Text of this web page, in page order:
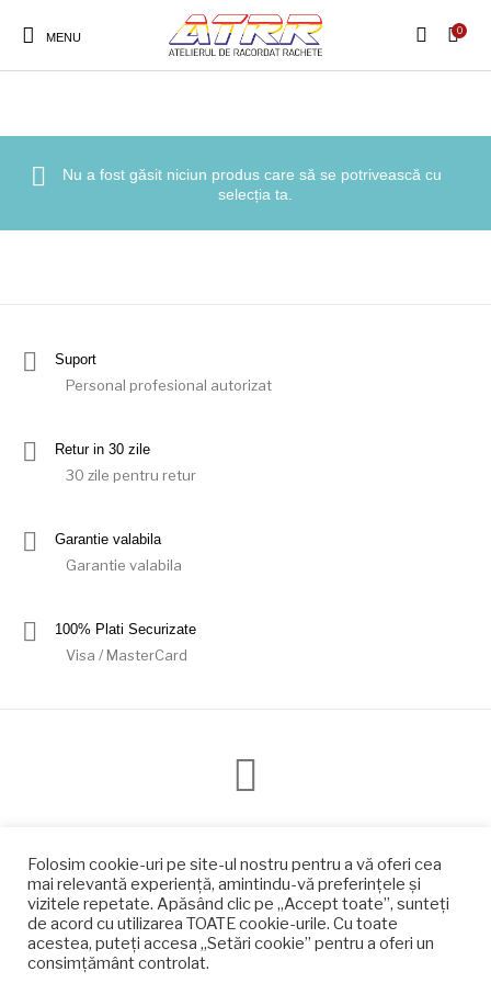
MENU
0
Prima pagină Produse etichetate „Magazin rachete tenis Bucuresti”
Nu a fost găsit niciun produs care să se potrivească cu
selecția ta.
Suport
Personal profesional autorizat
Retur in 30 zile
30 zile pentru retur
Garantie valabila
Garantie valabila
100% Plati Securizate
Visa / MasterCard
Modalitati de plata Livrare
Conditii retur
Politica de confidentialitate
© detenis.ro - Lumtenis Rom Srl - Powered by Unlimited
Protection srl.
Folosim cookie-uri pe site-ul nostru pentru a vă oferi cea
mai relevantă experiență, amintindu-vă preferințele și
vizitele repetate. Apăsând clic pe „Accept toate”, sunteți
de acord cu utilizarea TOATE cookie-urile. Cu toate
acestea, puteți accesa „Setări cookie” pentru a oferi un
consimțământ controlat.